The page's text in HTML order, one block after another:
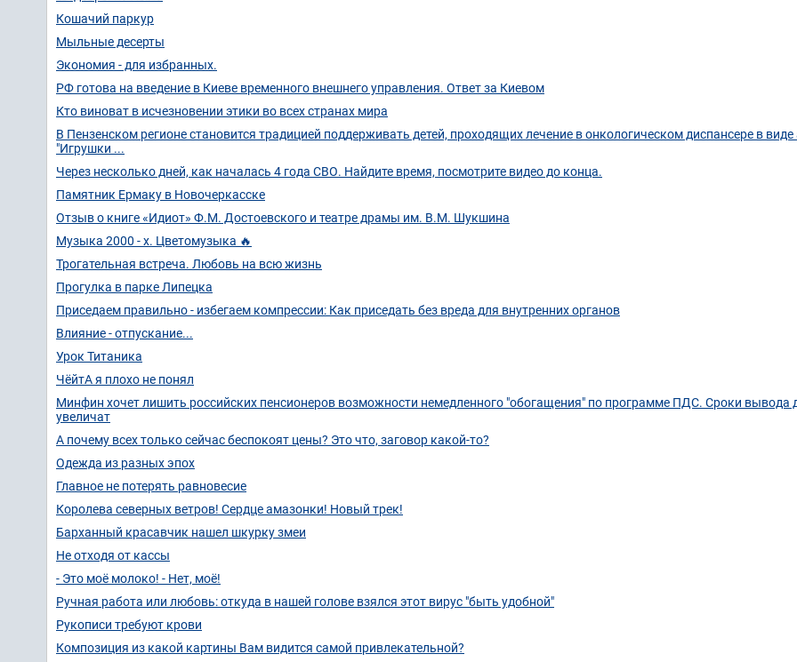
Кошачий паркур
Мыльные десерты
Экономия - для избранных.
РФ готова на введение в Киеве временного внешнего управления. Ответ за Киевом
Кто виноват в исчезновении этики во всех странах мира
В Пензенском регионе становится традицией поддерживать детей, проходящих лечение в онкологическом диспансере в виде
"Игрушки ...
Через несколько дней, как началась 4 года СВО. Найдите время, посмотрите видео до конца.
Памятник Ермаку в Новочеркасске
Отзыв о книге «Идиот» Ф.М. Достоевского и театре драмы им. В.М. Шукшина
Музыка 2000 - х. Цветомузыка 🔥
Трогательная встреча. Любовь на всю жизнь
Прогулка в парке Липецка
Приседаем правильно - избегаем компрессии: Как приседать без вреда для внутренних органов
Влияние - отпускание...
Урок Титаника
ЧёйтА я плохо не понял
Минфин хочет лишить российских пенсионеров возможности немедленного "обогащения" по программе ПДС. Сроки вывода
увеличат
А почему всех только сейчас беспокоят цены? Это что, заговор какой-то?
Одежда из разных эпох
Главное не потерять равновесие
Королева северных ветров! Сердце амазонки! Новый трек!
Барханный красавчик нашел шкурку змеи
Не отходя от кассы
- Это моё молоко! - Нет, моё!
Ручная работа или любовь: откуда в нашей голове взялся этот вирус "быть удобной"
Рукописи требуют крови
Композиция из какой картины Вам видится самой привлекательной?